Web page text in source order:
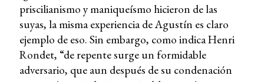
priscilianismo y maniqueísmo hicieron de las
suyas, la misma experiencia de Agustín es claro
ejemplo de eso. Sin embargo, como indica Henri
Rondet, “de repente surge un formidable
adversario, que aun después de su condenación